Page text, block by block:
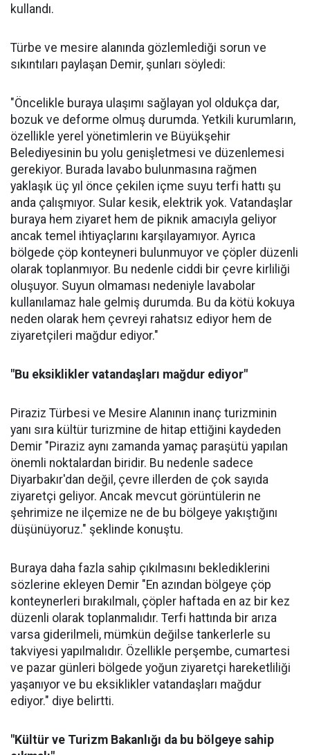
kullandı.
Türbe ve mesire alanında gözlemlediği sorun ve
sıkıntıları paylaşan Demir, şunları söyledi:
"Öncelikle buraya ulaşımı sağlayan yol oldukça dar,
bozuk ve deforme olmuş durumda. Yetkili kurumların,
özellikle yerel yönetimlerin ve Büyükşehir
Belediyesinin bu yolu genişletmesi ve düzenlemesi
gerekiyor. Burada lavabo bulunmasına rağmen
yaklaşık üç yıl önce çekilen içme suyu terfi hattı şu
anda çalışmıyor. Sular kesik, elektrik yok. Vatandaşlar
buraya hem ziyaret hem de piknik amacıyla geliyor
ancak temel ihtiyaçlarını karşılayamıyor. Ayrıca
bölgede çöp konteyneri bulunmuyor ve çöpler düzenli
olarak toplanmıyor. Bu nedenle ciddi bir çevre kirliliği
oluşuyor. Suyun olmaması nedeniyle lavabolar
kullanılamaz hale gelmiş durumda. Bu da kötü kokuya
neden olarak hem çevreyi rahatsız ediyor hem de
ziyaretçileri mağdur ediyor."
"Bu eksiklikler vatandaşları mağdur ediyor"
Piraziz Türbesi ve Mesire Alanının inanç turizminin
yanı sıra kültür turizmine de hitap ettiğini kaydeden
Demir "Piraziz aynı zamanda yamaç paraşütü yapılan
önemli noktalardan biridir. Bu nedenle sadece
Diyarbakır'dan değil, çevre illerden de çok sayıda
ziyaretçi geliyor. Ancak mevcut görüntülerin ne
şehrimize ne ilçemize ne de bu bölgeye yakıştığını
düşünüyoruz." şeklinde konuştu.
Buraya daha fazla sahip çıkılmasını beklediklerini
sözlerine ekleyen Demir "En azından bölgeye çöp
konteynerleri bırakılmalı, çöpler haftada en az bir kez
düzenli olarak toplanmalıdır. Terfi hattında bir arıza
varsa giderilmeli, mümkün değilse tankerlerle su
takviyesi yapılmalıdır. Özellikle perşembe, cumartesi
ve pazar günleri bölgede yoğun ziyaretçi hareketliliği
yaşanıyor ve bu eksiklikler vatandaşları mağdur
ediyor." diye belirtti.
"Kültür ve Turizm Bakanlığı da bu bölgeye sahip